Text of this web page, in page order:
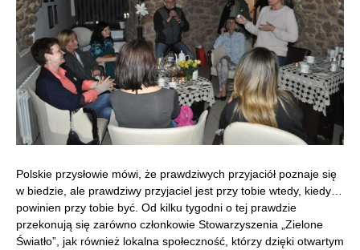
Polskie przysłowie mówi, że prawdziwych przyjaciół poznaje się
w biedzie, ale prawdziwy przyjaciel jest przy tobie wtedy, kiedy…
powinien przy tobie być. Od kilku tygodni o tej prawdzie
przekonują się zarówno członkowie Stowarzyszenia „Zielone
Światło”, jak również lokalna społeczność, którzy dzięki otwartym